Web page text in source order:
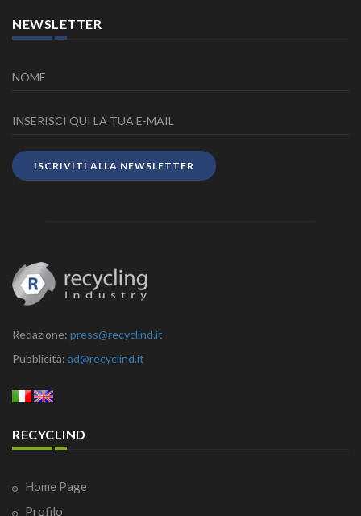
NEWSLETTER
ISCRIVITI ALLA NEWSLETTER
Redazione: press@recyclind.it
Pubblicità: ad@recyclind.it
RECYCLIND
Home Page
Profilo